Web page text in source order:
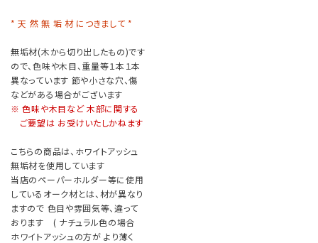
* 天 然 無 垢 材 につきまして *
無垢材(木から切り出したもの)です
ので、色味や木目、重量等１本１本
異なっています 節や小さな穴、傷
などがある場合がございます
※ 色味や木目など 木部に関する
ご要望は お受けいたしかねます
こちらの商品は、ホワイトアッシュ
無垢材を使用しています
当店のペーパーホルダー等に使用
しているオーク材とは、材が異なり
ますので 色目や雰囲気等、違って
おります ( ナチュラル色の場合
ホワイトアッシュの方が より薄く